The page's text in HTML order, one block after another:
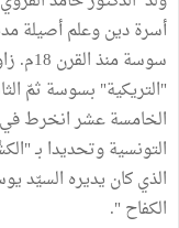
أسرة دين وعلم أصيلة
سوسة
الخامسة عشر انخرط
التونسية وتحديدا بـ
الذي كان يديره السيّد
الكفاح ".